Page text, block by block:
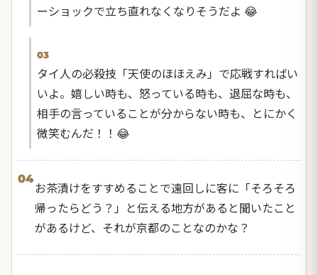
ーショックで立ち直れなくなりそうだよ 😂
03
タイ人の必殺技「天使のほほえみ」で応戦すればい
いよ。嬉しい時も、怒っている時も、退屈な時も、
相手の言っていることが分からない時も、とにかく
微笑むんだ！！😂
04
お茶漬けをすすめることで遠回しに客に「そろそろ
帰ったらどう？」と伝える地方があると聞いたこと
があるけど、それが京都のことなのかな？